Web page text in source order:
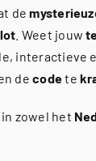
de
. Weet jouw
interactieve
decodete
zowel het